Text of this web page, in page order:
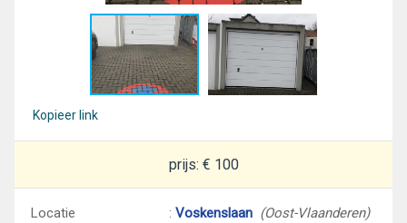
Kopieer link
prijs: € 100
Locatie : Voskenslaan (Oost-Vlaanderen)